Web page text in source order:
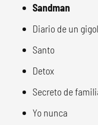
Sandman
Diario de un
Santo
Detox
Secreto de
Yo nunca